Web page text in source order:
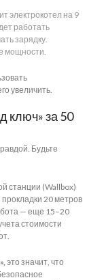
электрокотел на 9
работать
зарядку.
мощности.
увеличить.
ключ» за 50
Будьте
станции (Wallbox)
20 метров
— еще 15–20
стоимости
это значит, что